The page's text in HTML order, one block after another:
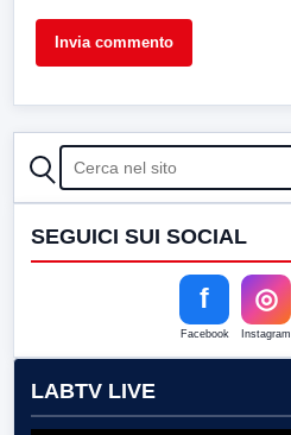
CERCA
SEGUICI SUI SOCIAL
f
Facebook
◎
Instagram
LABTV LIVE